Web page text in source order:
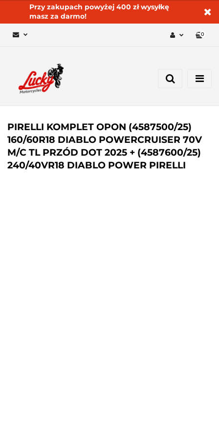
Przy zakupach powyżej 400 zł wysyłkę
masz za darmo!
Dodaj zgłoszenie
0
PIRELLI KOMPLET OPON (4587500/25)
160/60R18 DIABLO POWERCRUISER 70V
M/C TL PRZÓD DOT 2025 + (4587600/25)
240/40VR18 DIABLO POWER PIRELLI